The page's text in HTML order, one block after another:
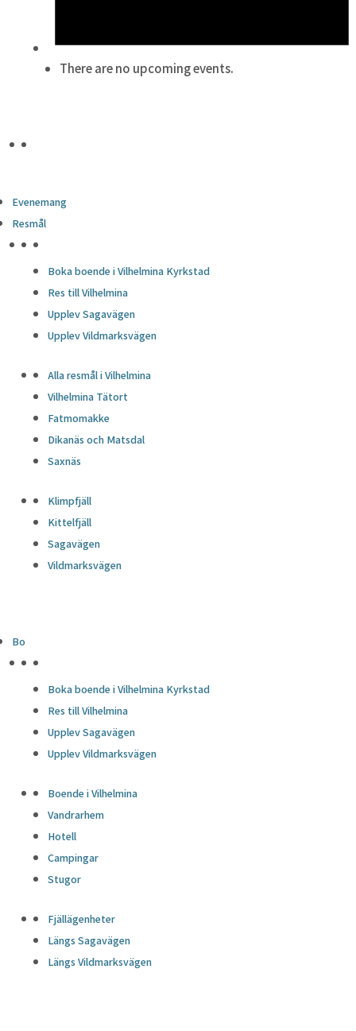
There are no upcoming events.
Evenemang
Resmål
Boka boende i Vilhelmina Kyrkstad
Res till Vilhelmina
Upplev Sagavägen
Upplev Vildmarksvägen
Alla resmål i Vilhelmina
Vilhelmina Tätort
Fatmomakke
Dikanäs och Matsdal
Saxnäs
Klimpfjäll
Kittelfjäll
Sagavägen
Vildmarksvägen
Bo
Boka boende i Vilhelmina Kyrkstad
Res till Vilhelmina
Upplev Sagavägen
Upplev Vildmarksvägen
Boende i Vilhelmina
Vandrarhem
Hotell
Campingar
Stugor
Fjällägenheter
Längs Sagavägen
Längs Vildmarksvägen